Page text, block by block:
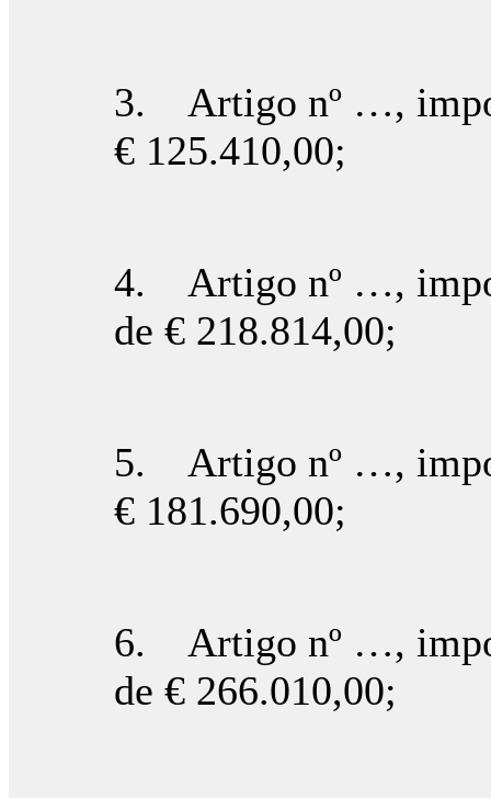
3. Artigo nº …,
€ 125.410,00;
4. Artigo nº …,
de € 218.814,00;
5. Artigo nº …,
€ 181.690,00;
6. Artigo nº …,
de € 266.010,00;